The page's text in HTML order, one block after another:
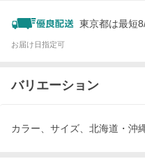
東京都は最短
お届け日指定可
バリエーション
カラー、サイズ、北海道・沖